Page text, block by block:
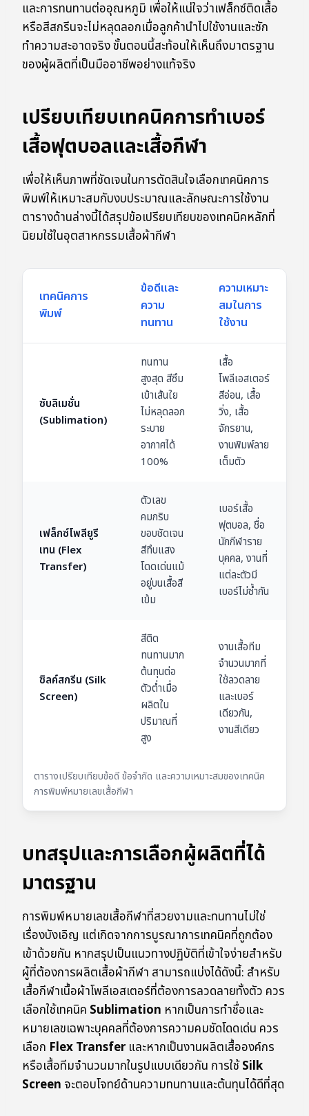
และการทนทานต่ออุณหภูมิ เพื่อให้แน่ใจว่าเฟล็กซ์ติดเสื้อ
หรือสีสกรีนจะไม่หลุดลอกเมื่อลูกค้านำไปใช้งานและซัก
ทำความสะอาดจริง ขั้นตอนนี้สะท้อนให้เห็นถึงมาตรฐาน
ของผู้ผลิตที่เป็นมืออาชีพอย่างแท้จริง
เปรียบเทียบเทคนิคการทำเบอร์
เสื้อฟุตบอลและเสื้อกีฬา
เพื่อให้เห็นภาพที่ชัดเจนในการตัดสินใจเลือกเทคนิคการ
พิมพ์ให้เหมาะสมกับงบประมาณและลักษณะการใช้งาน
ตารางด้านล่างนี้ได้สรุปข้อเปรียบเทียบของเทคนิคหลักที่
นิยมใช้ในอุตสาหกรรมเสื้อผ้ากีฬา
ตารางเปรียบเทียบข้อดี ข้อจำกัด และความเหมาะสมของเทคนิค
การพิมพ์หมายเลขเสื้อกีฬา
เทคนิคการ
พิมพ์
ข้อดีและ
ความ
ทนทาน
ความเหมาะ
สมในการ
ใช้งาน
ซับลิเมชั่น
(Sublimation)
ทนทาน
สูงสุด สีซึม
เข้าเส้นใย
ไม่หลุดลอก
ระบาย
อากาศได้
100%
เสื้อ
โพลีเอสเตอร์
สีอ่อน, เสื้อ
วิ่ง, เสื้อ
จักรยาน,
งานพิมพ์ลาย
เต็มตัว
เฟล็กซ์โพลียูรี
เทน (Flex
Transfer)
ตัวเลข
คมกริบ
ขอบชัดเจน
สีทึบแสง
โดดเด่นแม้
อยู่บนเสื้อสี
เข้ม
เบอร์เสื้อ
ฟุตบอล, ชื่อ
นักกีฬาราย
บุคคล, งานที่
แต่ละตัวมี
เบอร์ไม่ซ้ำกัน
ซิลค์สกรีน (Silk
Screen)
สีติด
ทนทานมาก
ต้นทุนต่อ
ตัวต่ำเมื่อ
ผลิตใน
ปริมาณที่
สูง
งานเสื้อทีม
จำนวนมากที่
ใช้ลวดลาย
และเบอร์
เดียวกัน,
งานสีเดียว
บทสรุปและการเลือกผู้ผลิตที่ได้
มาตรฐาน
การพิมพ์หมายเลขเสื้อกีฬาที่สวยงามและทนทานไม่ใช่
เรื่องบังเอิญ แต่เกิดจากการบูรณาการเทคนิคที่ถูกต้อง
เข้าด้วยกัน หากสรุปเป็นแนวทางปฏิบัติที่เข้าใจง่ายสำหรับ
ผู้ที่ต้องการผลิตเสื้อผ้ากีฬา สามารถแบ่งได้ดังนี้: สำหรับ
เสื้อกีฬาเนื้อผ้าโพลีเอสเตอร์ที่ต้องการลวดลายทั้งตัว ควร
เลือกใช้เทคนิค Sublimation หากเป็นการทำชื่อและ
หมายเลขเฉพาะบุคคลที่ต้องการความคมชัดโดดเด่น ควร
เลือก Flex Transfer และหากเป็นงานผลิตเสื้อองค์กร
หรือเสื้อทีมจำนวนมากในรูปแบบเดียวกัน การใช้Silk
Screen จะตอบโจทย์ด้านความทนทานและต้นทุนได้ดีที่สุด